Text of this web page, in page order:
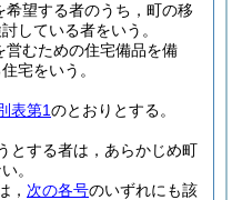
望する者のうち，町の移
している者をいう。
むための住宅備品を備
宅をいう。
表第1のとおりとする。
とする者は，あらかじめ町
。
， 次の各号のいずれにも該